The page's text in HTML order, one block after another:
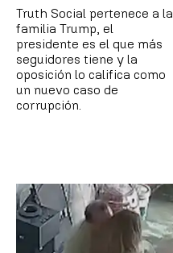
Truth Social pertenece a la
familia Trump, el
presidente es el que más
seguidores tiene y la
oposición lo califica como
un nuevo caso de
corrupción.